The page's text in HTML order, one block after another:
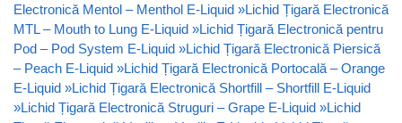
Electronică Mentol – Menthol E-Liquid »Lichid Țigară Electronică
MTL – Mouth to Lung E-Liquid »Lichid Țigară Electronică pentru
Pod – Pod System E-Liquid »Lichid Țigară Electronică Piersică
– Peach E-Liquid »Lichid Țigară Electronică Portocală – Orange
E-Liquid »Lichid Țigară Electronică Shortfill – Shortfill E-Liquid
»Lichid Țigară Electronică Struguri – Grape E-Liquid »Lichid